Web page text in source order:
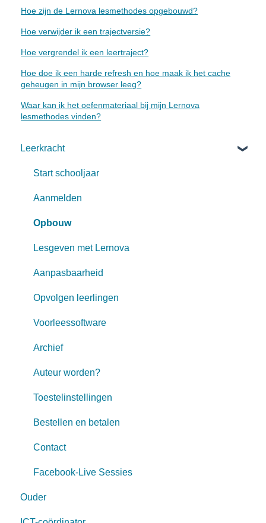
Hoe zijn de Lernova lesmethodes opgebouwd?
Hoe verwijder ik een trajectversie?
Hoe vergrendel ik een leertraject?
Hoe doe ik een harde refresh en hoe maak ik het cache
geheugen in mijn browser leeg?
Waar kan ik het oefenmateriaal bij mijn Lernova
lesmethodes vinden?
Leerkracht
Start schooljaar
Aanmelden
Opbouw
Lesgeven met Lernova
Aanpasbaarheid
Opvolgen leerlingen
Voorleessoftware
Archief
Auteur worden?
Toestelinstellingen
Bestellen en betalen
Contact
Facebook-Live Sessies
Ouder